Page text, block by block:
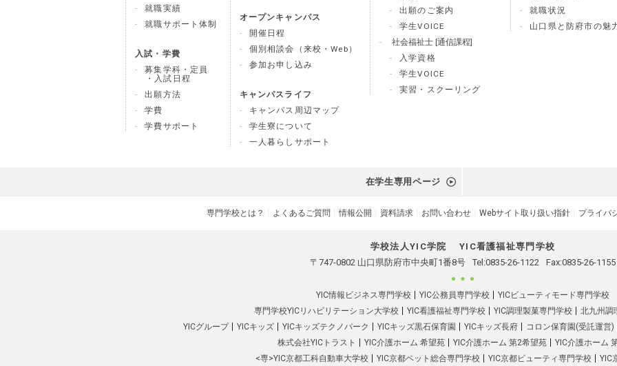
就職実績
就職サポート体制
入試・学費
募集学科・定員
・入試日程
出願方法
学費
学費サポート
オープンキャンパス
開催日程
個別相談会（来校・Web）
参加お申し込み
キャンパスライフ
キャンパス周辺マップ
学生寮について
一人暮らしサポート
出願のご案内
学生VOICE
社会福祉士 [通信課程]
入学資格
学生VOICE
実習・スクーリング
就職状況
山口県と防府市の魅
在学生専用ページ
専門学校とは？ よくあるご質問 情報公開 資料請求 お問い合わせ Webサイト取り扱い指針 プライバ
学校法人YIC学院
YIC看護福祉専門学校
〒747-0802 山口県防府市中央町1番8号
Tel:0835-26-1122 Fax:0835-26-1155
YIC情報ビジネス専門学校 YIC公務員専門学校
YICビューティモード専門学校
専門学校YICリハビリテーション大学校
YIC看護福祉専門学校 YIC調理製菓専門学校
北九州調
YICグループ
YICキッズ YICキッズテクノパーク YICキッズ黒石保育園 YICキッズ長府 コロン保育園(受託運営)
株式会社YICトラスト
YIC介護ホーム 希望苑 YIC介護ホーム 第2希望苑
YIC介護ホーム
<専>YIC京都工科自動車大学校
YIC京都ペット総合専門学校 YIC京都ビューティ専門学校 YIC